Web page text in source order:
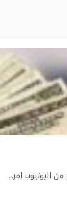
اليوتيوب امر...